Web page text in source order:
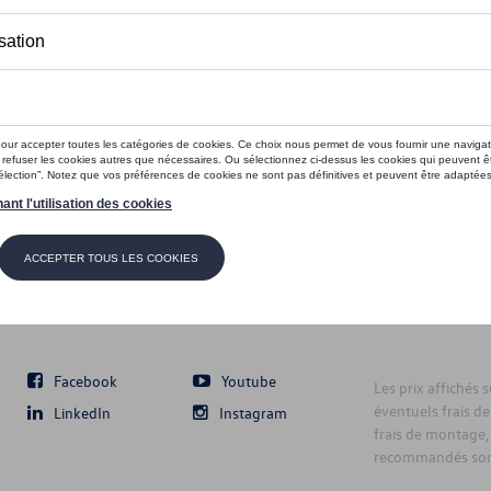
Facebook
Youtube
LinkedIn
Instagram
Les prix affichés
éventuels frais
frais de
recommandés